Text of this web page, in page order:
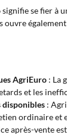
signifie se fier à
AgriEuro : La
et les
disponibles :
ordinaire et
après-vente